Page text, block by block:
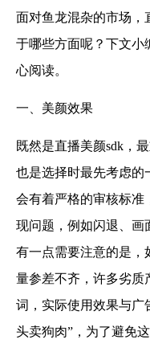
面对鱼龙混杂的市场，
于哪些方面呢？下文小
心阅读。
一、 美颜效果
既然是直播美颜sdk，
也是选择时最先考虑的
会有着严格的审核标准
现问题，例如闪退、画
有一点需要注意的是，
量参差不齐，许多劣质
词，实际使用效果与广
头卖狗肉”，为了避免